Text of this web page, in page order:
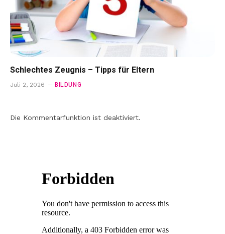
Schlechtes Zeugnis – Tipps für Eltern
Juli 2, 2026 BILDUNG
Die Kommentarfunktion ist deaktiviert.